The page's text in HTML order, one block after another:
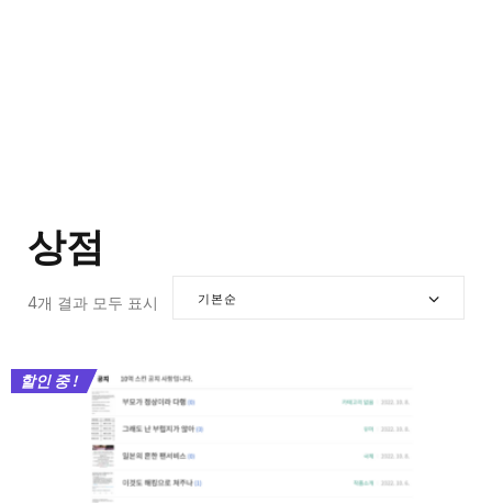
상점
4개 결과 모두 표시 기본순
할인 중 !